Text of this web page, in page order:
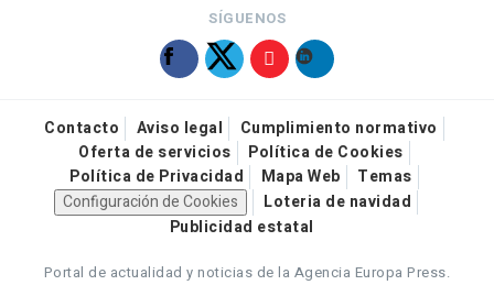
SÍGUENOS
Contacto Aviso legal
Cumplimiento normativo
Oferta de servicios
Política de Cookies
Política de Privacidad
Mapa Web
Temas
Configuración de Cookies
Loteria de navidad
Publicidad estatal
Portal de actualidad y noticias de la Agencia Europa Press.